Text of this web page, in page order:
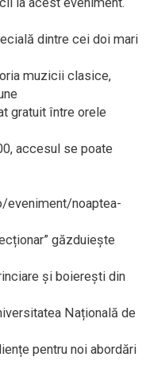
dintre cei doi mari
muzicii clasice,
gratuit între orele
accesul se poate
eveniment/noaptea-
găzduiește
și boierești din
Națională de
pentru noi abordări